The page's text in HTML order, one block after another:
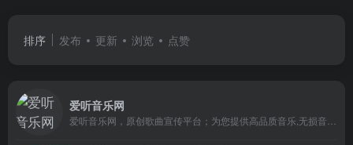
排序 发布 更新 浏览 点赞
爱听音乐网